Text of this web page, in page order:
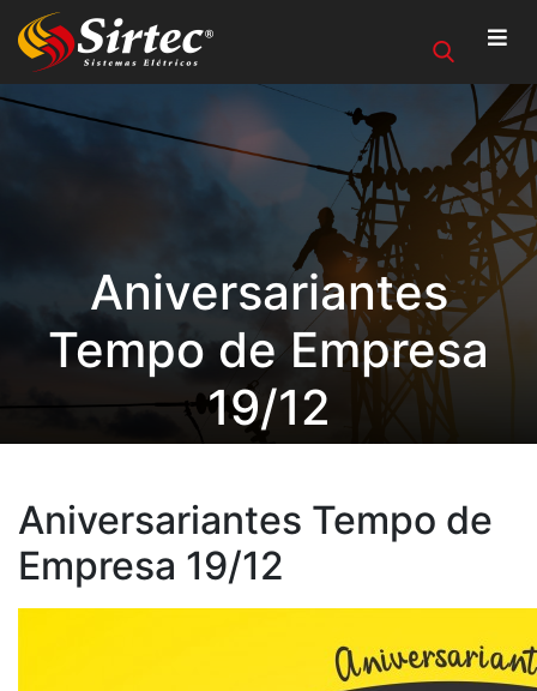
Aniversariantes
Tempo de Empresa
19/12
Aniversariantes Tempo de
Empresa 19/12